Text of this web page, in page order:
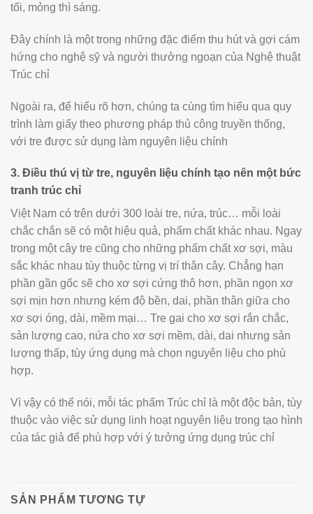
tối, mỏng thì sáng.
Đây chính là một trong những đặc điểm thu hút và gợi cám
hứng cho nghệ sỹ và người thưởng ngoạn của Nghệ thuật
Trúc chỉ
Ngoài ra, để hiểu rõ hơn, chúng ta cùng tìm hiểu qua quy
trình làm giấy theo phương pháp thủ công truyền thống,
với tre được sử dụng làm nguyên liệu chính
3. Điều thú vị từ tre, nguyên liệu chính tạo nên một bức
tranh trúc chỉ
Việt Nam có trên dưới 300 loài tre, nứa, trúc… mỗi loài
chắc chắn sẽ có một hiệu quả, phẩm chất khác nhau. Ngay
trong một cây tre cũng cho những phẩm chất xơ sợi, màu
sắc khác nhau tùy thuộc từng vị trí thân cây. Chẳng hạn
phần gần gốc sẽ cho xơ sợi cứng thô hơn, phần ngọn xơ
sợi mịn hơn nhưng kém độ bền, dai, phần thân giữa cho
xơ sợi óng, dài, mềm mại… Tre gai cho xơ sợi rắn chắc,
sản lượng cao, nứa cho xơ sợi mềm, dài, dai nhưng sản
lượng thấp, tùy ứng dụng mà chọn nguyên liệu cho phù
hợp.
Vì vậy có thể nói, mỗi tác phẩm Trúc chỉ là một độc bản, tùy
thuộc vào việc sử dụng linh hoạt nguyên liệu trong tạo hình
của tác giả để phù hợp với ý tưởng ứng dụng trúc chỉ
SẢN PHẨM TƯƠNG TỰ